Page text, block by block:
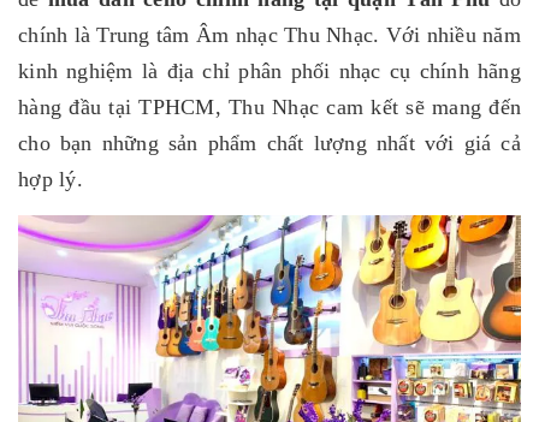
chính là Trung tâm Âm nhạc Thu Nhạc. Với nhiều năm
kinh nghiệm là địa chỉ phân phối nhạc cụ chính hãng
hàng đầu tại TPHCM, Thu Nhạc cam kết sẽ mang đến
cho bạn những sản phẩm chất lượng nhất với giá cả
hợp lý.